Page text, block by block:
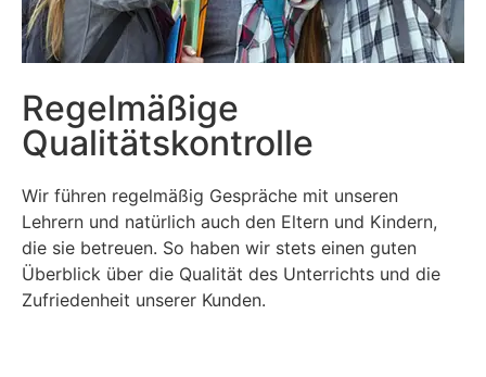
Regelmäßige
Qualitätskontrolle
Wir führen regelmäßig Gespräche mit unseren
Lehrern und natürlich auch den Eltern und Kindern,
die sie betreuen. So haben wir stets einen guten
Überblick über die Qualität des Unterrichts und die
Zufriedenheit unserer Kunden.